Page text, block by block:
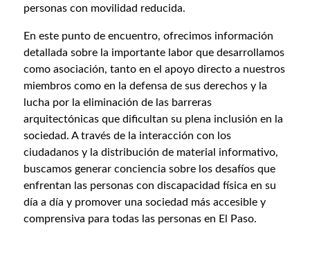
personas con movilidad reducida.
En este punto de encuentro, ofrecimos información
detallada sobre la importante labor que desarrollamos
como asociación, tanto en el apoyo directo a nuestros
miembros como en la defensa de sus derechos y la
lucha por la eliminación de las barreras
arquitectónicas que dificultan su plena inclusión en la
sociedad. A través de la interacción con los
ciudadanos y la distribución de material informativo,
buscamos generar conciencia sobre los desafíos que
enfrentan las personas con discapacidad física en su
día a día y promover una sociedad más accesible y
comprensiva para todas las personas en El Paso.